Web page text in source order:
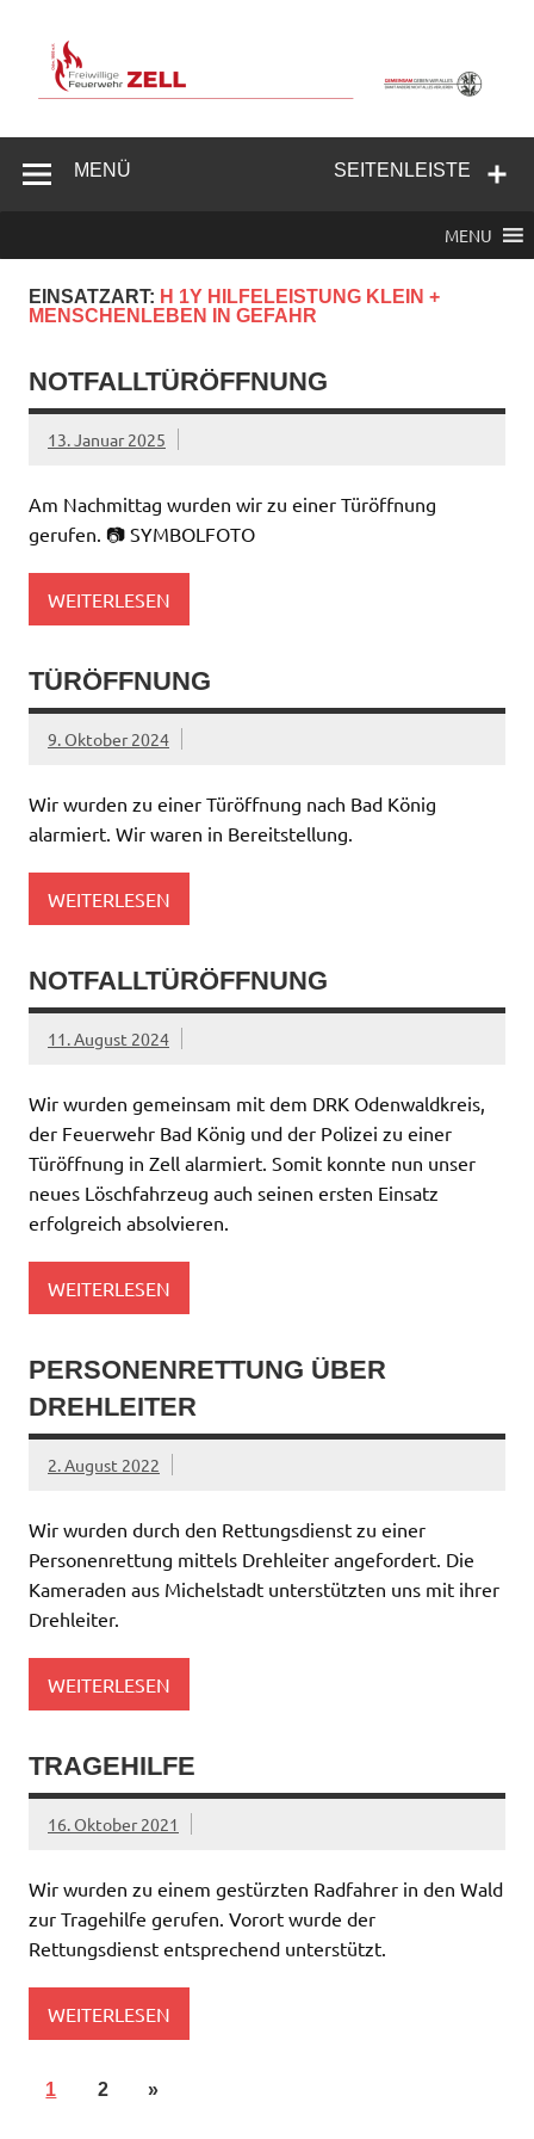
springen
Feuerwehr
SEITENLEISTE
MENÜ
MENU
EINSATZART: H 1Y HILFELEISTUNG KLEIN +
MENSCHENLEBEN IN GEFAHR
NOTFALLTÜRÖFFNUNG
13. Januar 2025
Am Nachmittag wurden wir zu einer Türöffnung
gerufen. 📷 SYMBOLFOTO
WEITERLESEN
TÜRÖFFNUNG
9. Oktober 2024
Wir wurden zu einer Türöffnung nach Bad König
alarmiert. Wir waren in Bereitstellung.
WEITERLESEN
NOTFALLTÜRÖFFNUNG
11. August 2024
Wir wurden gemeinsam mit dem DRK Odenwaldkreis,
der Feuerwehr Bad König und der Polizei zu einer
Türöffnung in Zell alarmiert. Somit konnte nun unser
neues Löschfahrzeug auch seinen ersten Einsatz
erfolgreich absolvieren.
WEITERLESEN
PERSONENRETTUNG ÜBER
DREHLEITER
2. August 2022
Wir wurden durch den Rettungsdienst zu einer
Personenrettung mittels Drehleiter angefordert. Die
Kameraden aus Michelstadt unterstützten uns mit ihrer
Drehleiter.
WEITERLESEN
TRAGEHILFE
16. Oktober 2021
Wir wurden zu einem gestürzten Radfahrer in den Wald
zur Tragehilfe gerufen. Vorort wurde der
Rettungsdienst entsprechend unterstützt.
WEITERLESEN
1 2 »